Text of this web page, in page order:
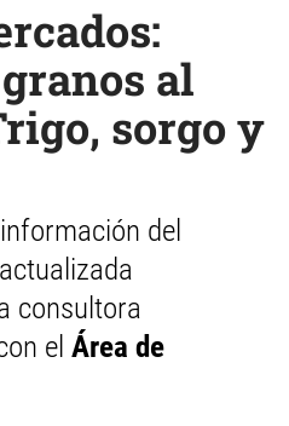
al
sorgo y
del
consultora
el Área de